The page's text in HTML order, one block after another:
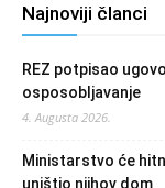
Najnoviji članci
REZ potpisao
osposobljavanje
4. Augusta 2026.
Ministarstvo će
uništio njihov dom